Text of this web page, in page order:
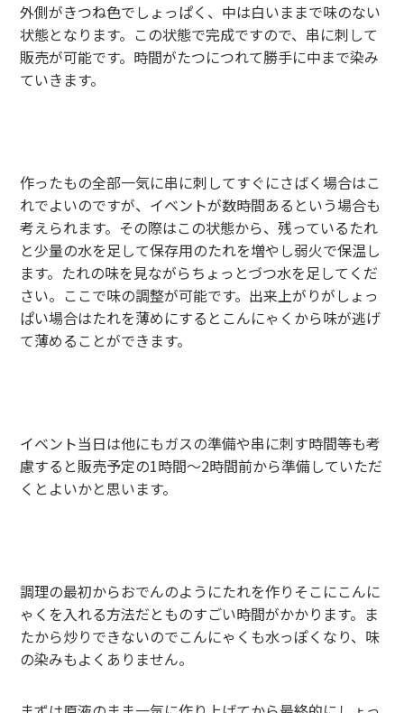
外側がきつね色でしょっぱく、中は白いままで味のない
状態となります。この状態で完成ですので、串に刺して
販売が可能です。時間がたつにつれて勝手に中まで染み
ていきます。
作ったもの全部一気に串に刺してすぐにさばく場合はこ
れでよいのですが、イベントが数時間あるという場合も
考えられます。その際はこの状態から、残っているたれ
と少量の水を足して保存用のたれを増やし弱火で保温し
ます。たれの味を見ながらちょっとづつ水を足してくだ
さい。ここで味の調整が可能です。出来上がりがしょっ
ぱい場合はたれを薄めにするとこんにゃくから味が逃げ
て薄めることができます。
イベント当日は他にもガスの準備や串に刺す時間等も考
慮すると販売予定の1時間～2時間前から準備していただ
くとよいかと思います。
調理の最初からおでんのようにたれを作りそこにこんに
ゃくを入れる方法だとものすごい時間がかかります。ま
たから炒りできないのでこんにゃくも水っぽくなり、味
の染みもよくありません。